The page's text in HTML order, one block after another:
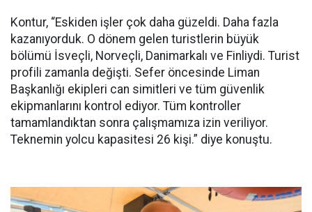
Kontur, “Eskiden işler çok daha güzeldi. Daha fazla
kazanıyorduk. O dönem gelen turistlerin büyük
bölümü İsveçli, Norveçli, Danimarkalı ve Finliydi. Turist
profili zamanla değişti. Sefer öncesinde Liman
Başkanlığı ekipleri can simitleri ve tüm güvenlik
ekipmanlarını kontrol ediyor. Tüm kontroller
tamamlandıktan sonra çalışmamıza izin veriliyor.
Teknemin yolcu kapasitesi 26 kişi.” diye konuştu.